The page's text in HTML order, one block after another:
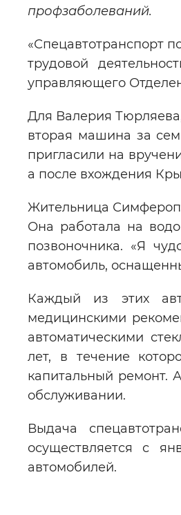
Звуковой
Вернуть
профзаболеваний.
«Спецавтотранспорт
трудовой
управляющего
Для Валерия
вторая машина за
пригласили на
а после вхождения
Жительница
Она работала на
позвоночника. «Я
автомобиль,
Каждый из этих
медицинскими
автоматическими
лет, в течение
капитальный ремонт.
обслуживании.
Выдача
осуществляется с
автомобилей.